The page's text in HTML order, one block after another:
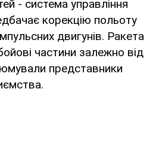
- система управління
корекцію польоту
двигунів. Ракета
частини залежно від
представники